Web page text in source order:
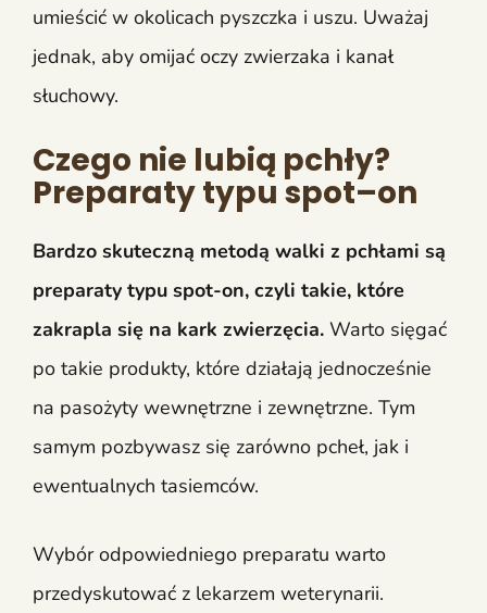
umieścić w okolicach pyszczka i uszu. Uważaj
jednak, aby omijać oczy zwierzaka i kanał
słuchowy.
Czego nie lubią pchły?
Preparaty typu spot–on
Bardzo skuteczną metodą walki z pchłami są
preparaty typu spot-on, czyli takie, które
zakrapla się na kark zwierzęcia. Warto sięgać
po takie produkty, które działają jednocześnie
na pasożyty wewnętrzne i zewnętrzne. Tym
samym pozbywasz się zarówno pcheł, jak i
ewentualnych tasiemców.
Wybór odpowiedniego preparatu warto
przedyskutować z lekarzem weterynarii.